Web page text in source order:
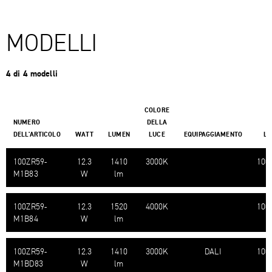
MODELLI
4 di 4 modelli
NUMERO
DELL'ARTICOLO
WATT LUMEN
COLORE
DELLA
LUCE
EQUIPAGGIAMENTO L
100ZR59-​
M1B83
12.3
W
1410
lm
3000K
100ZR59-​
M1B84
12.3
W
1520
lm
4000K
100ZR59-​
M1BD83
12.3
W
1410
lm
3000K DALI